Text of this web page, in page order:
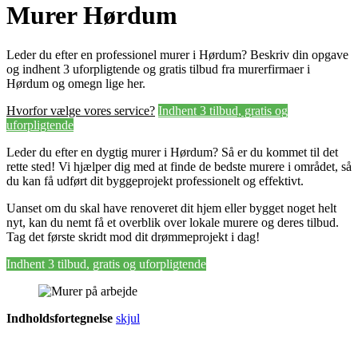
Murer Hørdum
Leder du efter en professionel murer i Hørdum? Beskriv din opgave
og indhent 3 uforpligtende og gratis tilbud fra murerfirmaer i
Hørdum og omegn lige her.
Hvorfor vælge vores service? Indhent 3 tilbud, gratis og
uforpligtende
Leder du efter en dygtig murer i Hørdum? Så er du kommet til det
rette sted! Vi hjælper dig med at finde de bedste murere i området, så
du kan få udført dit byggeprojekt professionelt og effektivt.
Uanset om du skal have renoveret dit hjem eller bygget noget helt
nyt, kan du nemt få et overblik over lokale murere og deres tilbud.
Tag det første skridt mod dit drømmeprojekt i dag!
Indhent 3 tilbud, gratis og uforpligtende
Indholdsfortegnelse skjul